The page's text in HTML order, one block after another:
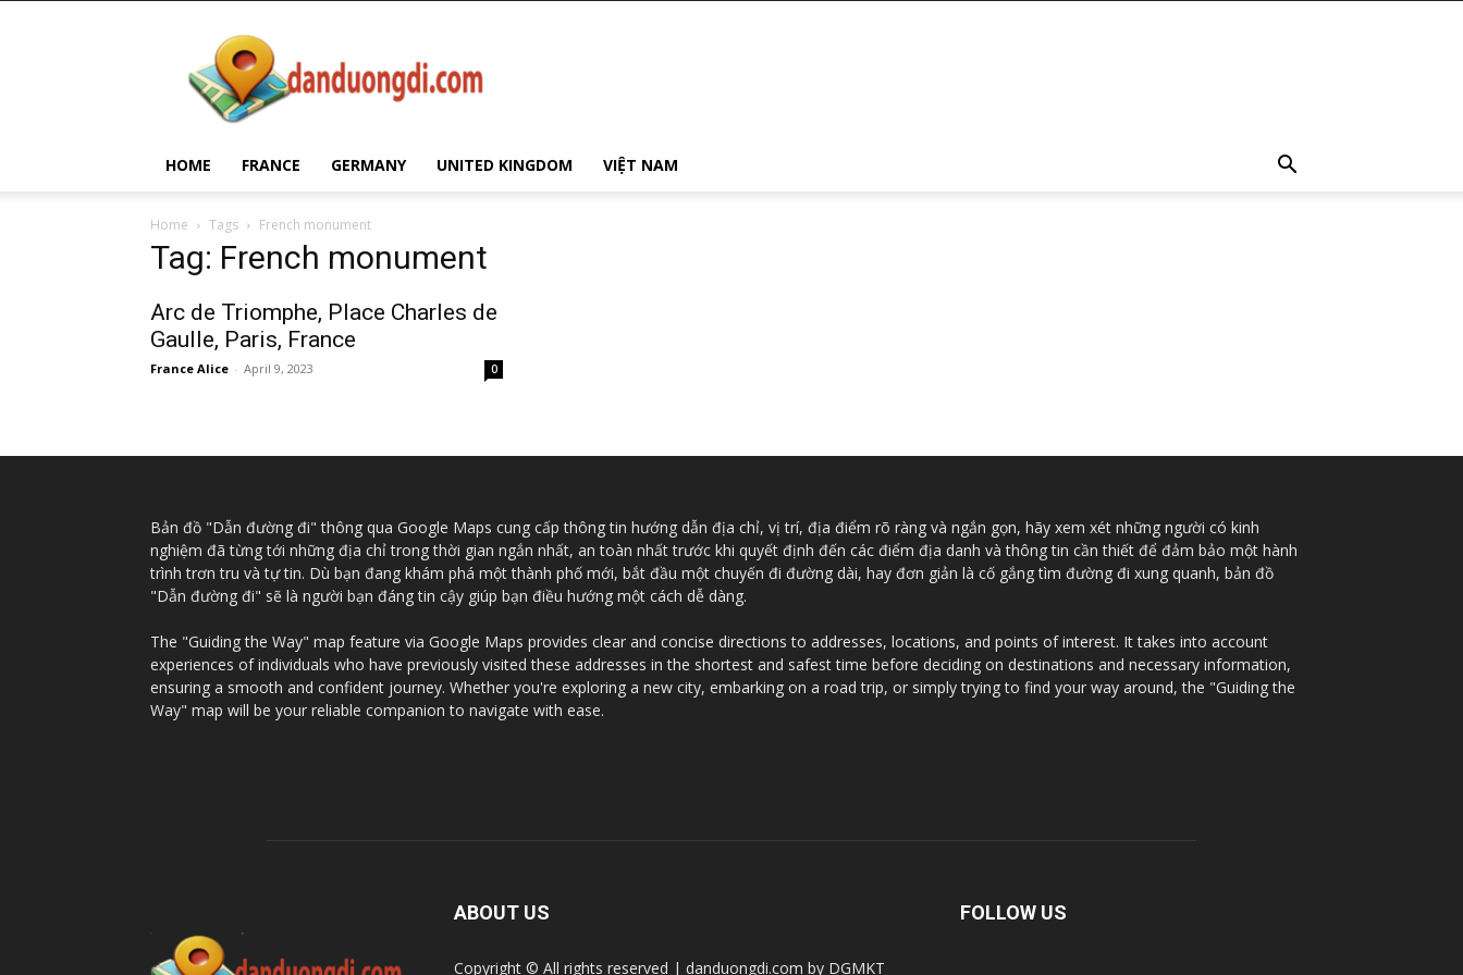
Duong
Di
HOME FRANCE GERMANY UNITED KINGDOM VIỆT NAM
Home Tags French monument
Tag: French monument
Arc de Triomphe, Place Charles de
Gaulle, Paris, France
France Alice - April 9, 2023 0
Bản đồ "Dẫn đường đi" thông qua Google Maps cung cấp thông tin hướng dẫn địa chỉ, vị trí, địa điểm rõ ràng và ngắn gọn, hãy xem xét những người có kinh
nghiệm đã từng tới những địa chỉ trong thời gian ngắn nhất, an toàn nhất trước khi quyết định đến các điểm địa danh và thông tin cần thiết để đảm bảo một hành
trình trơn tru và tự tin. Dù bạn đang khám phá một thành phố mới, bắt đầu một chuyến đi đường dài, hay đơn giản là cố gắng tìm đường đi xung quanh, bản đồ
"Dẫn đường đi" sẽ là người bạn đáng tin cậy giúp bạn điều hướng một cách dễ dàng.
The "Guiding the Way" map feature via Google Maps provides clear and concise directions to addresses, locations, and points of interest. It takes into account
experiences of individuals who have previously visited these addresses in the shortest and safest time before deciding on destinations and necessary information,
ensuring a smooth and confident journey. Whether you're exploring a new city, embarking on a road trip, or simply trying to find your way around, the "Guiding the
Way" map will be your reliable companion to navigate with ease.
ABOUT US
Copyright © All rights reserved | danduongdi.com by DGMKT
FOLLOW US